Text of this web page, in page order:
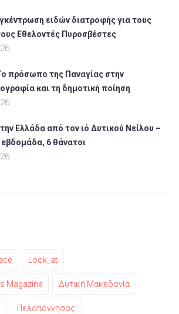
ειδών διατροφής για τους
Εθελοντές Πυροσβέστες
πρόσωπο της Παναγίας στην
και τη δημοτική ποίηση
Ελλάδα από τον ιό Δυτικού Νείλου –
6 θάνατοι
Look_at
Magazine Δυτική Μακεδονία
Πελοπόννησος